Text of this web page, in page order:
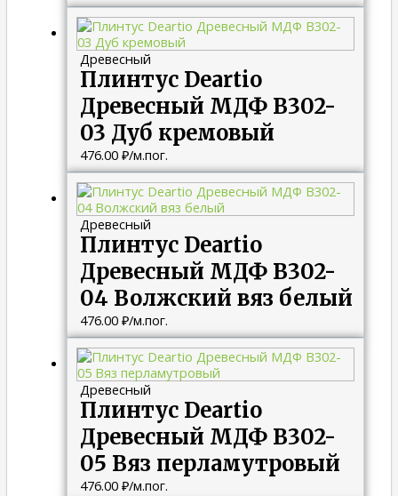
Древесный
Плинтус Deartio
Древесный МДФ B302-
03 Дуб кремовый
476.00 ₽/м.пог.
Древесный
Плинтус Deartio
Древесный МДФ B302-
04 Волжский вяз белый
476.00 ₽/м.пог.
Древесный
Плинтус Deartio
Древесный МДФ B302-
05 Вяз перламутровый
476.00 ₽/м.пог.